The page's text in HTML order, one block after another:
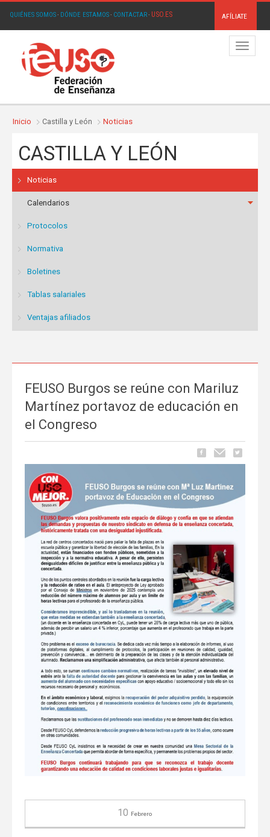
QUIÉNES SOMOS· DÓNDE ESTAMOS· CONTACTAR· USO.ES AFÍLIATE
Menú
Inicio Castilla y León Noticias
CASTILLA Y LEÓN
Noticias
Calendarios
Protocolos
Normativa
Boletines
Tablas salariales
Ventajas afiliados
FEUSO Burgos se reúne con Mariluz
Martínez portavoz de educación en
el Congreso
10 Febrero